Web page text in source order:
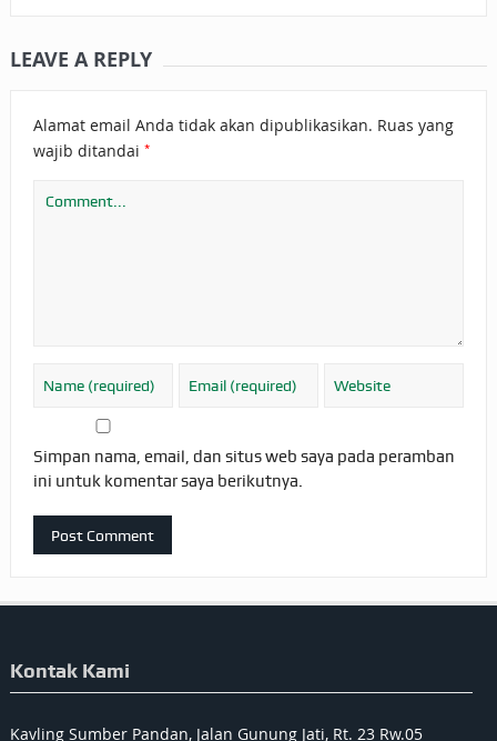
LEAVE A REPLY
Alamat email Anda tidak akan dipublikasikan. Ruas yang
wajib ditandai *
Simpan nama, email, dan situs web saya pada peramban
ini untuk komentar saya berikutnya.
Kontak Kami
Kavling Sumber Pandan, Jalan Gunung Jati, Rt. 23 Rw.05